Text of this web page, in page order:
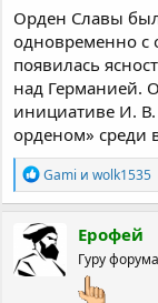
Орден Славы
одновременно с
появилась
над Германией.
инициативе И. В.
орденом» среди
Р
е
а
к
ц
и
Gami иwolk1535
Ерофей
Гуру форума